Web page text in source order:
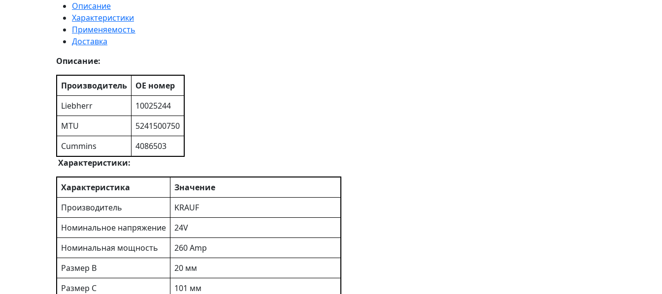
Описание
Характеристики
Применяемость
Доставка
Описание:
Производитель
ОЕ номер
Liebherr
10025244
MTU
5241500750
Cummins
4086503
Характеристики:
Характеристика
Значение
Производитель
KRAUF
Номинальное напряжение
24V
Номинальная мощность
260 Amp
Размер B
20 мм
Размер C
101 мм